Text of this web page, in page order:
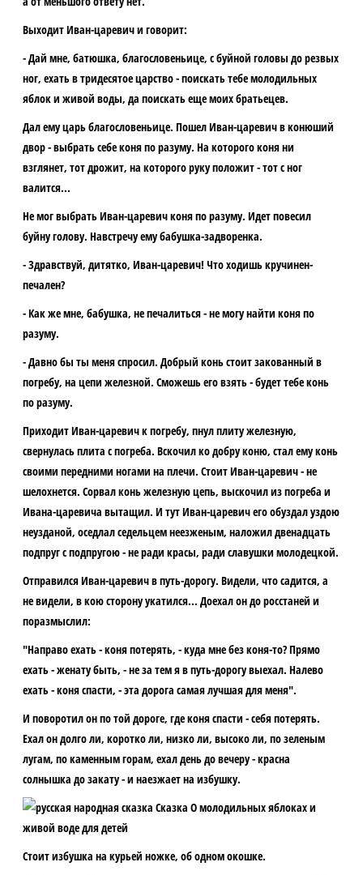
Выходит Иван-царевич и говорит:
- Дай мне, батюшка, благословеньице, с буйной головы до резвых
ног, ехать в тридесятое царство - поискать тебе молодильных
яблок и живой воды, да поискать еще моих братьецев.
Дал ему царь благословеньице. Пошел Иван-царевич в конюший
двор - выбрать себе коня по разуму. На которого коня ни
взглянет, тот дрожит, на которого руку положит - тот с ног
валится...
Не мог выбрать Иван-царевич коня по разуму. Идет повесил
буйну голову. Навстречу ему бабушка-задворенка.
- Здравствуй, дитятко, Иван-царевич! Что ходишь кручинен-
печален?
- Как же мне, бабушка, не печалиться - не могу найти коня по
разуму.
- Давно бы ты меня спросил. Добрый конь стоит закованный в
погребу, на цепи железной. Сможешь его взять - будет тебе конь
по разуму.
Приходит Иван-царевич к погребу, пнул плиту железную,
свернулась плита с погреба. Вскочил ко добру коню, стал ему конь
своими передними ногами на плечи. Стоит Иван-царевич - не
шелохнется. Сорвал конь железную цепь, выскочил из погреба и
Ивана-царевича вытащил. И тут Иван-царевич его обуздал уздою
неузданой, оседлал седельцем неезженым, наложил двенадцать
подпруг с подпругою - не ради красы, ради славушки молодецкой.
Отправился Иван-царевич в путь-дорогу. Видели, что садится, а
не видели, в кою сторону укатился... Доехал он до росстаней и
поразмыслил:
"Направо ехать - коня потерять, - куда мне без коня-то? Прямо
ехать - женату быть, - не за тем я в путь-дорогу выехал. Налево
ехать - коня спасти, - эта дорога самая лучшая для меня".
И поворотил он по той дороге, где коня спасти - себя потерять.
Ехал он долго ли, коротко ли, низко ли, высоко ли, по зеленым
лугам, по каменным горам, ехал день до вечеру - красна
солнышка до закату - и наезжает на избушку.
Стоит избушка на курьей ножке, об одном окошке.